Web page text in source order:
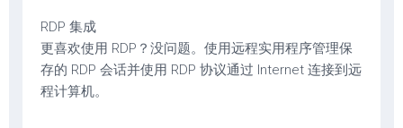
RDP 集成
更喜欢使用 RDP？没问题。使用远程实用程序管理保
存的 RDP 会话并使用 RDP 协议通过 Internet 连接到远
程计算机。